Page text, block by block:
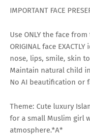
IMPORTANT FACE
Use ONLY the face
ORIGINAL face
nose, lips, smile, skin
Maintain natural child
No AI beautification or
Theme: Cute luxury
for a small Muslim girl
atmosphere.*A*